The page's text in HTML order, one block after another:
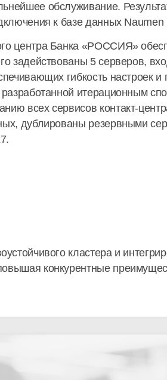
обслуживание.
к базе данных Naumen
центра Банка «РОССИЯ»
задействованы 5 серверов,
гибкость настроек
итерационным
всех сервисов контакт-
дублированы резервными
кластера и
конкурентные